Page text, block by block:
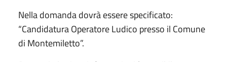
Nella domanda dovrà essere specificato:
“Candidatura Operatore Ludico presso il Comune
di Montemiletto”.